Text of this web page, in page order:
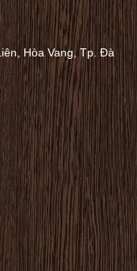
Hòa Vang, Tp. Đà